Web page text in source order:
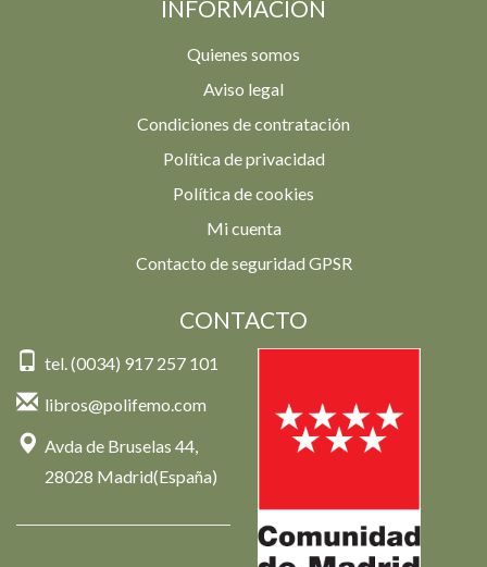
INFORMACIÓN
Quienes somos
Aviso legal
Condiciones de contratación
Política de privacidad
Política de cookies
Mi cuenta
Contacto de seguridad GPSR
CONTACTO
tel. (0034) 917 257 101
libros@polifemo.com
Avda de Bruselas 44,
28028 Madrid(España)